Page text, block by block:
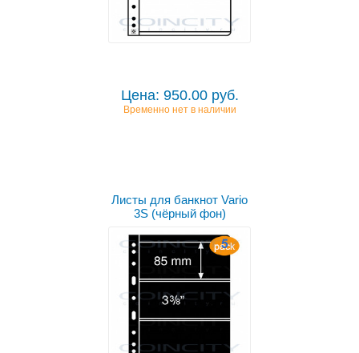
Цена: 950.00 руб.
Временно нет в наличии
Листы для банкнот Vario
3S (чёрный фон)